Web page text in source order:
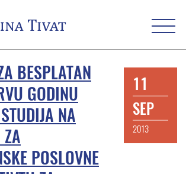
BESPLATAN
GODINU
NA
ZA
POSLOVNE
11
SEP
2013